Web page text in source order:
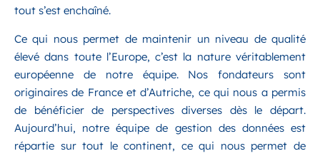
tout s’est enchaîné.
Ce qui nous permet de maintenir un niveau de qualité
élevé dans toute l’Europe, c’est la nature véritablement
européenne de notre équipe. Nos fondateurs sont
originaires de France et d’Autriche, ce qui nous a permis
de bénéficier de perspectives diverses dès le départ.
Aujourd’hui, notre équipe de gestion des données est
répartie sur tout le continent, ce qui nous permet de